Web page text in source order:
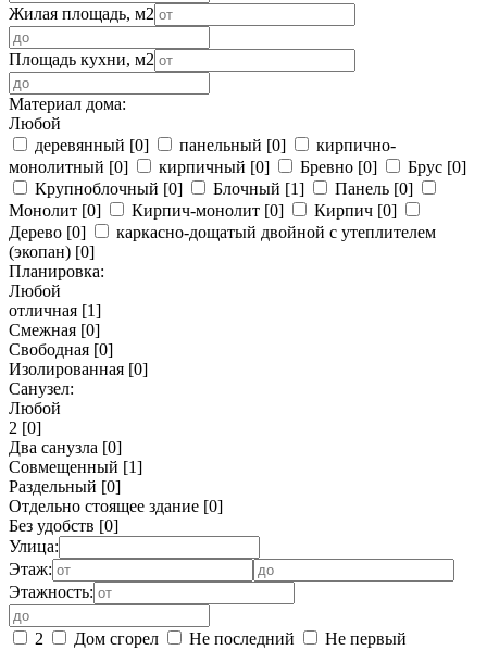
Жилая площадь, м2
Площадь кухни, м2
Материал дома:
Любой
деревянный [0] панельный [0]
кирпично-
монолитный [0] кирпичный [0] Бревно [0] Брус [0]
Крупноблочный [0] Блочный [1] Панель [0]
Монолит [0] Кирпич-монолит [0] Кирпич [0]
Дерево [0]
каркасно-дощатый двойной с утеплителем
(экопан) [0]
Планировка:
Любой
отличная [1]
Смежная [0]
Свободная [0]
Изолированная [0]
Санузел:
Любой
2 [0]
Два санузла [0]
Совмещенный [1]
Раздельный [0]
Отдельно стоящее здание [0]
Без удобств [0]
Улица:
Этаж:
Этажность:
2 Дом сгорел Не последний
Не первый